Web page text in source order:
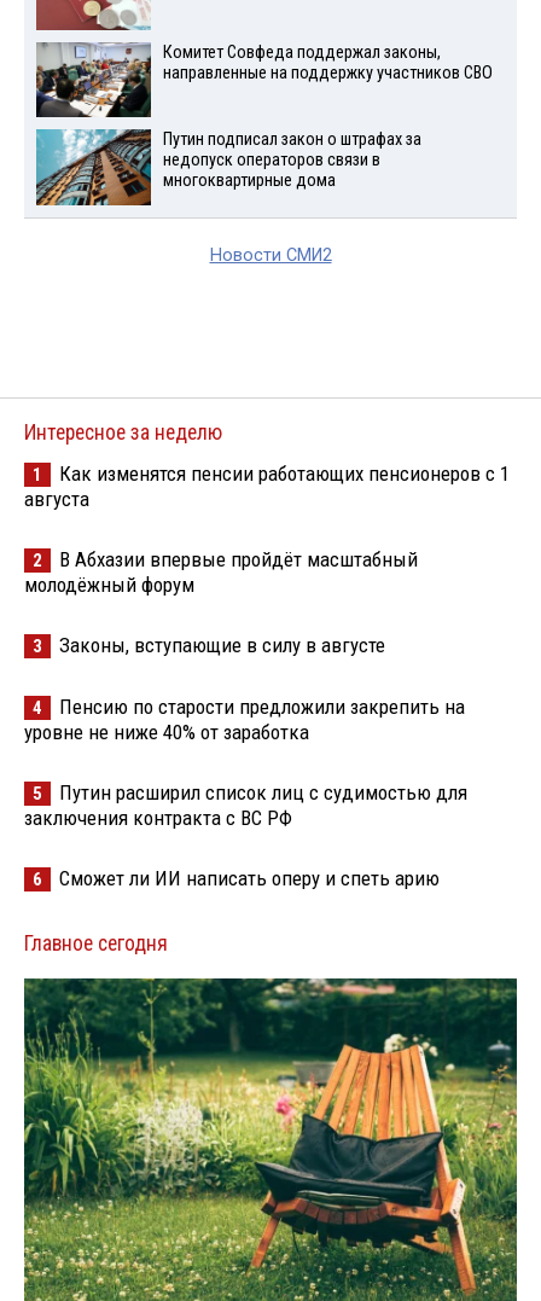
Комитет Совфеда поддержал законы,
направленные на поддержку участников СВО
Путин подписал закон о штрафах за
недопуск операторов связи в
многоквартирные дома
Новости СМИ2
Интересное за неделю
1
Как изменятся пенсии работающих пенсионеров с 1
августа
2
В Абхазии впервые пройдёт масштабный
молодёжный форум
3 Законы, вступающие в силу в августе
4
Пенсию по старости предложили закрепить на
уровне не ниже 40% от заработка
5
Путин расширил список лиц с судимостью для
заключения контракта с ВС РФ
6 Сможет ли ИИ написать оперу и спеть арию
Главное сегодня